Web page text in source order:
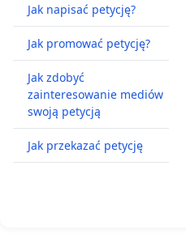
Jak napisać petycję?
Jak promować petycję?
Jak zdobyć
zainteresowanie mediów
swoją petycją
Jak przekazać petycję